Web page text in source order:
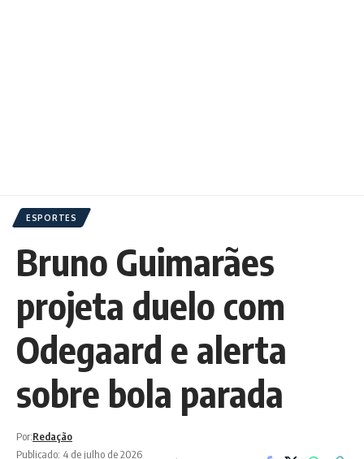
ESPORTES
Bruno Guimarães
projeta duelo com
Odegaard e alerta
sobre bola parada
Por:Redação
Publicado: 4 de julho de 2026